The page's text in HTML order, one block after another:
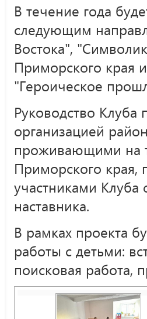
В течение года
следующим
Востока",
Приморского края
"Героическое
Руководство Клуба
организацией
проживающими на
Приморского края,
участниками Клуба
наставника.
В рамках проекта
работы с детьми:
поисковая работа,